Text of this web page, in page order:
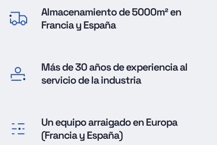
Almacenamiento de 5000m² en
Francia y España
Más de 30 años de experiencia al
servicio de la industria
Un equipo arraigado en Europa
(Francia y España)